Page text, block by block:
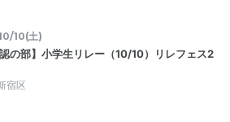
10(土)
認の部】小学生リレー（10/10）リレフェス2
宿区